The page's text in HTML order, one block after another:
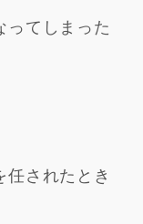
ってしまった
されたとき